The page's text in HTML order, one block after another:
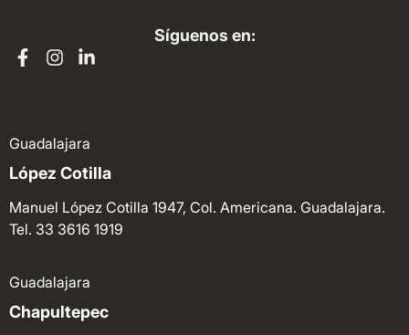
Síguenos en:
Guadalajara
López Cotilla
Manuel López Cotilla 1947, Col. Americana. Guadalajara.
Tel. 33 3616 1919
Guadalajara
Chapultepec